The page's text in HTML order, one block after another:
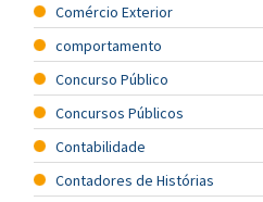
Comércio Exterior
comportamento
Concurso Público
Concursos Públicos
Contabilidade
Contadores de Histórias